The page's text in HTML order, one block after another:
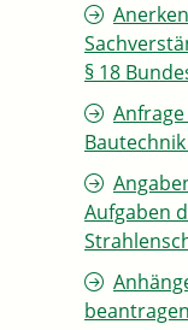
§ 18
Aufgaben
beantragen